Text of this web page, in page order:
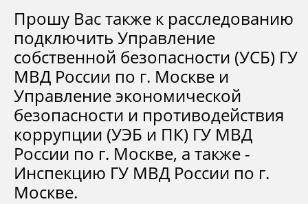
Прошу Вас также к расследованию
подключить Управление
собственной безопасности (УСБ) ГУ
МВД России по г. Москве и
Управление экономической
безопасности и противодействия
коррупции (УЭБ и ПК) ГУ МВД
России по г. Москве, а также -
Инспекцию ГУ МВД России по г.
Москве.